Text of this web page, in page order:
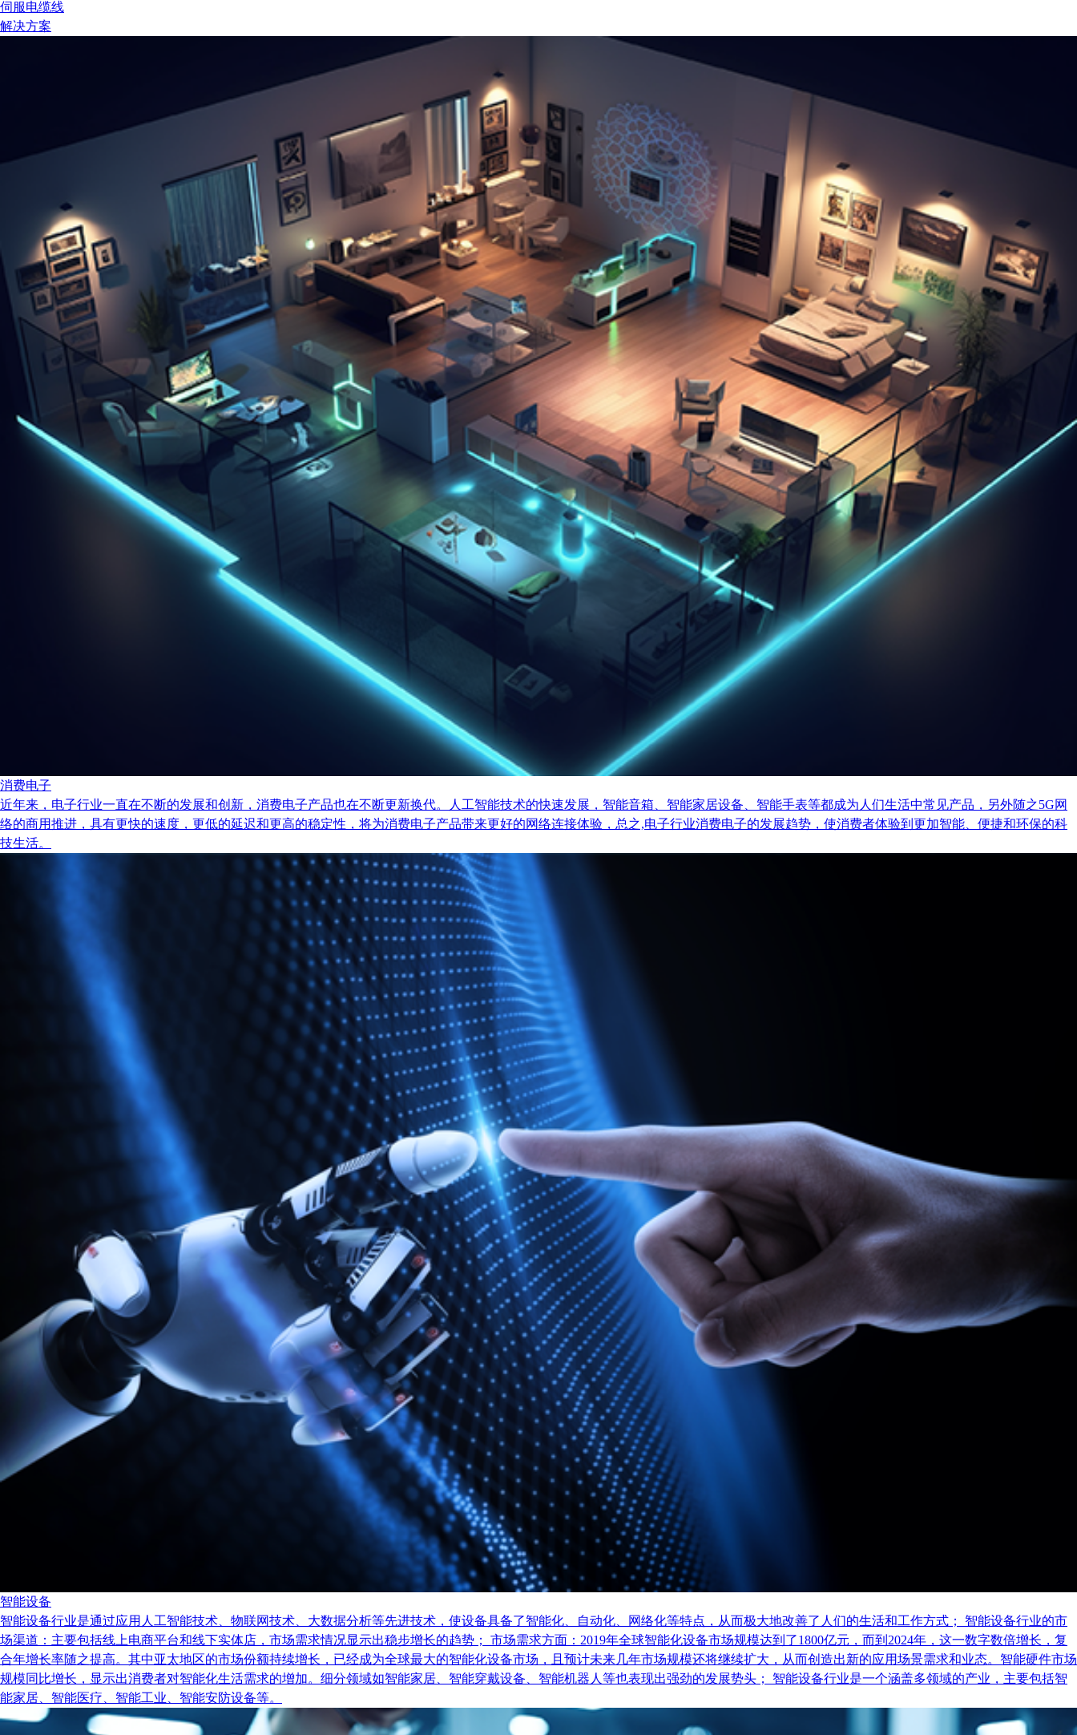
伺服电缆线
解决方案
消费电子
近年来，电子行业一直在不断的发展和创新，消费电子产品也在不断更新换代。人工智能技术的快速发展，智能音箱、智能家居设备、智能手表等都成为人们生活中常见产品，另外随之5G网
络的商用推进，具有更快的速度，更低的延迟和更高的稳定性，将为消费电子产品带来更好的网络连接体验，总之,电子行业消费电子的发展趋势，使消费者体验到更加智能、便捷和环保的科
技生活。
智能设备
智能设备行业是通过应用人工智能技术、物联网技术、大数据分析等先进技术，使设备具备了智能化、自动化、网络化等特点，从而极大地改善了人们的生活和工作方式； 智能设备行业的市
场渠道：主要包括线上电商平台和线下实体店，市场需求情况显示出稳步增长的趋势； 市场需求方面：2019年全球智能化设备市场规模达到了1800亿元，而到2024年，这一数字数倍增长，复
合年增长率随之提高。其中亚太地区的市场份额持续增长，已经成为全球最大的智能化设备市场，且预计未来几年市场规模还将继续扩大，从而创造出新的应用场景需求和业态。智能硬件市场
规模同比增长，显示出消费者对智能化生活需求的增加。细分领域如智能家居、智能穿戴设备、智能机器人等也表现出强劲的发展势头； 智能设备行业是一个涵盖多领域的产业，主要包括智
能家居、智能医疗、智能工业、智能安防设备等。